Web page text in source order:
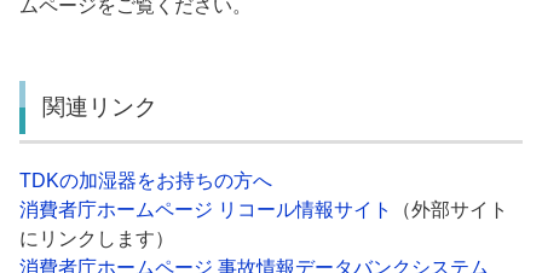
ムページをご覧ください。
関連リンク
TDKの加湿器をお持ちの方へ
消費者庁ホームページ リコール情報サイト
（外部サイト
にリンクします）
消費者庁ホームページ 事故情報データバンクシステム